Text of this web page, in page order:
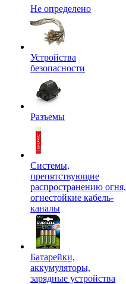
Не определено
Устройства
безопасности
Разъемы
Системы,
препятствующие
распространению огня,
огнестойкие кабель-
каналы
Батарейки,
аккумуляторы,
зарядные устройства